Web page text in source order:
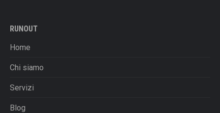
RUNOUT
Home
Chi siamo
Servizi
Blog